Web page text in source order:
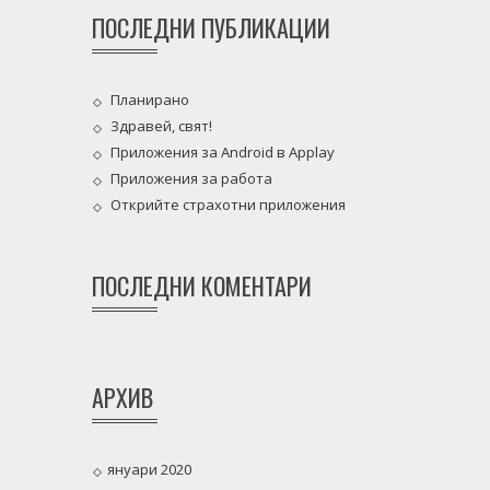
ПОСЛЕДНИ ПУБЛИКАЦИИ
Планирано
Здравей, свят!
Приложения за Android в Applay
Приложения за работа
Открийте страхотни приложения
ПОСЛЕДНИ КОМЕНТАРИ
АРХИВ
януари 2020